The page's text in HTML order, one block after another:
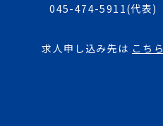
045-474-5911(代表)
求人申し込み先は こちら